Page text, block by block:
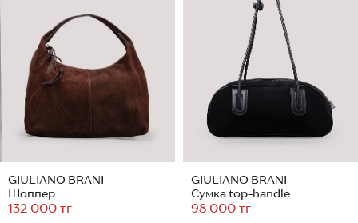
GIULIANO BRANI
Шоппер
132 000 тг
GIULIANO BRANI
Сумка top-handle
98 000 тг